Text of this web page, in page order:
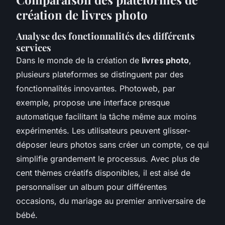
création de livres photo
Analyse des fonctionnalités des différents
services
Dans le monde de la création de livres photo,
plusieurs plateformes se distinguent par des
fonctionnalités innovantes. Photoweb, par
exemple, propose une interface presque
automatique facilitant la tâche même aux moins
expérimentés. Les utilisateurs peuvent glisser-
déposer leurs photos sans créer un compte, ce qui
simplifie grandement le processus. Avec plus de
cent thèmes créatifs disponibles, il est aisé de
personnaliser un album pour différentes
occasions, du mariage au premier anniversaire de
bébé.